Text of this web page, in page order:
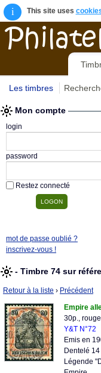
i This site uses
Les timbres
Mon compte
login
password
Restez connecté
mot de passe oublié ?
inscrivez-vous !
- Timbre 74 sur
Retour à la liste › Précédent
Empire
30p.,
Y&T N°72
Emis en
Dentelé 14
Légende